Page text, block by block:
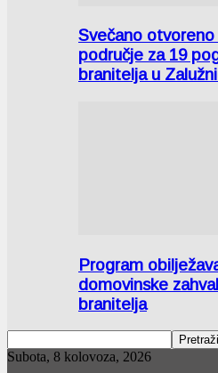
Svečano
područje za 19
branitelja u
Program
domovinske
branitelja
Subota, 8 kolovoza, 2026